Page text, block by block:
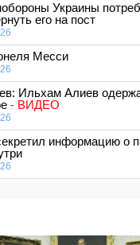
Украины
его на пост
Месси
Ильхам Алиев
- ВИДЕО
информацию о
с Вучичем